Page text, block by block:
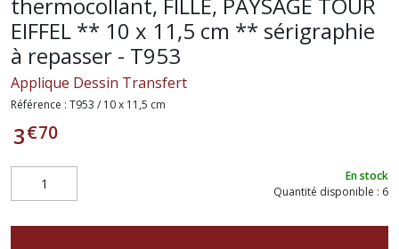
EIFFEL ** 10 x 11,5 cm ** sérigraphie
à repasser - T953
Applique Dessin Transfert
Référence : T953 / 10 x 11,5 cm
3€70
En stock
Quantité disponible : 6